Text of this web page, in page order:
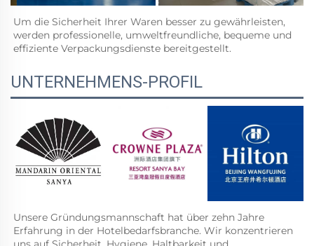
Um die Sicherheit Ihrer Waren besser zu gewährleisten,
werden professionelle, umweltfreundliche, bequeme und
effiziente Verpackungsdienste bereitgestellt.
UNTERNEHMENS-PROFIL
Unsere Gründungsmannschaft hat über zehn Jahre
Erfahrung in der Hotelbedarfsbranche. Wir konzentrieren